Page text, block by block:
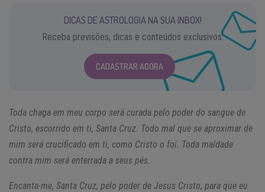
DICAS DE ASTROLOGIA NA SUA INBOX!
Receba previsões, dicas e conteúdos exclusivos.
CADASTRAR AGORA
Toda chaga em meu corpo será curada pelo poder do sangue de
Cristo, escorrido em ti, Santa Cruz. Todo mal que se aproximar de
mim será crucificado em ti, como Cristo o foi. Toda maldade
contra mim será enterrada a seus pés.
Encanta-me, Santa Cruz, pelo poder de Jesus Cristo, para que eu